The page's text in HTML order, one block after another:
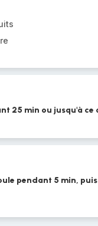
25 min ou jusqu'à ce
pendant 5 min,